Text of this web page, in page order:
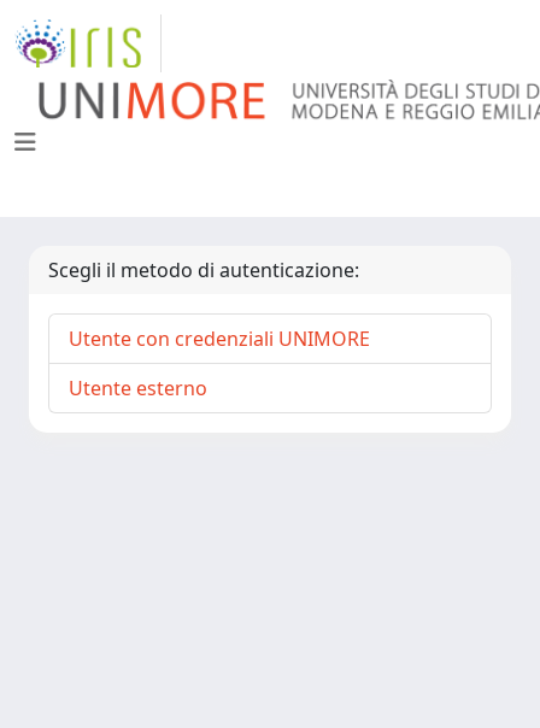
Scegli il metodo di autenticazione:
Utente con credenziali UNIMORE
Utente esterno